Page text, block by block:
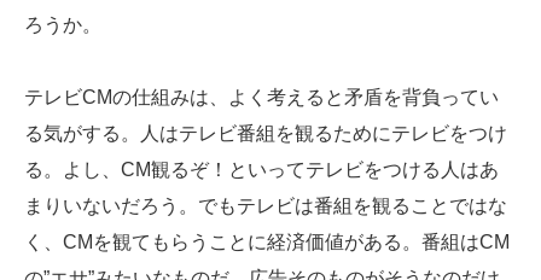
ろうか。
テレビCMの仕組みは、よく考えると矛盾を背負ってい
る気がする。人はテレビ番組を観るためにテレビをつけ
る。よし、CM観るぞ！といってテレビをつける人はあ
まりいないだろう。でもテレビは番組を観ることではな
く、CMを観てもらうことに経済価値がある。番組はCM